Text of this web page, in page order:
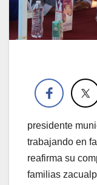
presidente
trabajando en
reafirma su
familias